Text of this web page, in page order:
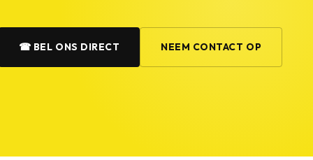
☎ BEL ONS DIRECT NEEM CONTACT OP